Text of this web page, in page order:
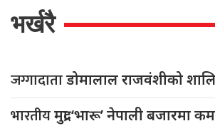
भर्खरै
जग्गादाताडोमालाल राजवंशीको
भारतीयमुद्रा ‘भारू’ नेपाली बजारमा